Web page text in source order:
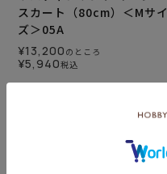
スカート（80cm）＜Mサイ
ズ＞05A
¥13,200 のところ
¥5,940税込